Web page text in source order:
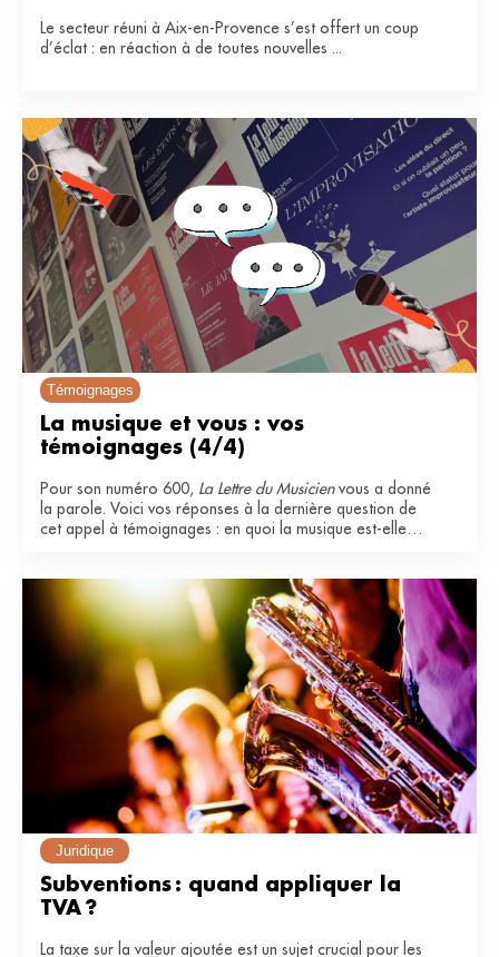
Le secteur réuni à Aix-en-Provence s’est offert un coup
d’éclat : en réaction à de toutes nouvelles ...
Témoignages
La musique et vous : vos
témoignages (4/4)
Pour son numéro 600, La Lettre du Musicienvous a donné
la parole. Voici vos réponses à la dernière question de
cet appel à témoignages : en quoi la musique est-elle
Juridique
Subventions : quand appliquer la
TVA ?
La taxe sur la valeur ajoutée est un sujet crucial pour les